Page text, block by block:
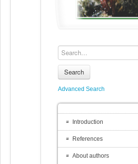
Search
Advanced Search
Introduction
References
About authors